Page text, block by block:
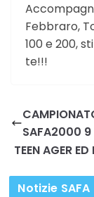
Febbraro,
100 e 200,
te!!!
SAFA2000 9
TEEN AGER
Notizie SAFA